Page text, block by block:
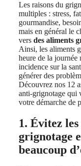
Les raisons du
multiples : stress,
gourmandise,
mais en général le
vers des aliments
Ainsi, les aliments
heure de la journée
incidence sur la
générer des
Découvrez nos 12
anti-grignotage qui
votre démarche de
1. Évitez les
grignotage
beaucoup